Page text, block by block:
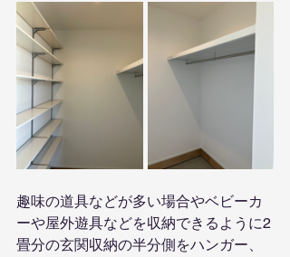
趣味の道具などが多い場合やベビーカ
ーや屋外遊具などを収納できるように2
畳分の玄関収納の半分側をハンガー、